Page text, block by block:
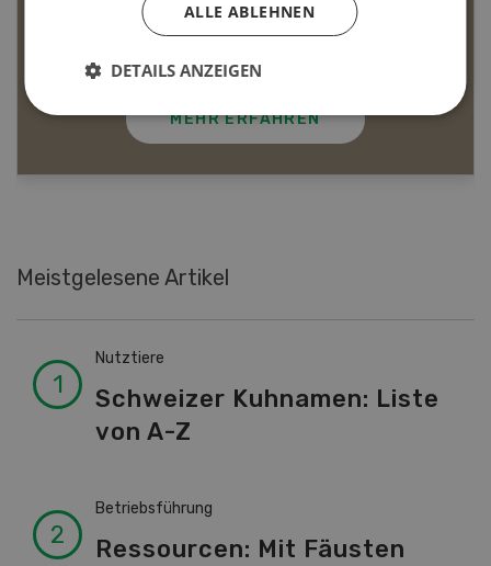
Dossier Bio-Artikel
MEHR ERFAHREN
Meistgelesene Artikel
Nutztiere
Schweizer Kuhnamen: Liste
von A-Z
Betriebsführung
Ressourcen: Mit Fäusten
ALLE ABLEHNEN
DETAILS ANZEIGEN